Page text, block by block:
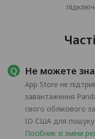
Не можете
App Store не
завантаження
свого облікового
ID США для пошуку
Посібник зі зміни